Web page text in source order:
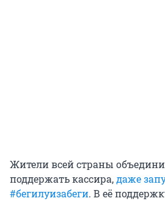
Жители всей страны
поддержать кассира,даже
#бегилуизабеги. В её